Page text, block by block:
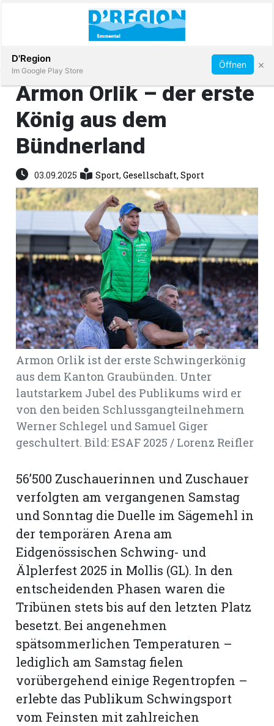
Immobilien
Veranstaltungen
Stellen
Paper
App
Abonnieren
Armon Orlik – der erste
König aus dem
Bündnerland
03.09.2025 Sport,Gesellschaft,Sport
Armon Orlik ist der erste Schwingerkönig
aus dem Kanton Graubünden. Unter
lautstarkem Jubel des Publikums wird er
von den beiden Schlussgangteilnehmern
Werner Schlegel und Samuel Giger
geschultert. Bild: ESAF 2025 / Lorenz Reifler
56’500 Zuschauerinnen und Zuschauer
verfolgten am vergangenen Samstag
und Sonntag die Duelle im Sägemehl in
der temporären Arena am
Eidgenössischen Schwing- und
Älplerfest 2025 in Mollis (GL). In den
entscheidenden Phasen waren die
Tribünen stets bis auf den letzten Platz
besetzt. Bei angenehmen
spätsommerlichen Temperaturen –
lediglich am Samstag fielen
vorübergehend einige Regentropfen –
erlebte das Publikum Schwingsport
vom Feinsten mit zahlreichen
D'Region
Im Google Play Store
Öffnen ×